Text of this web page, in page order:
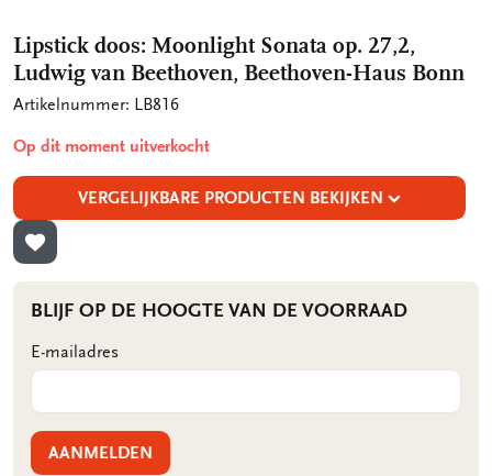
Lipstick doos: Moonlight Sonata op. 27,2,
Ludwig van Beethoven, Beethoven-Haus Bonn
Artikelnummer: LB816
Op dit moment uitverkocht
VERGELIJKBARE PRODUCTEN BEKIJKEN
TOEVOEGEN AAN VERLANGLIJST
BLIJF OP DE HOOGTE VAN DE VOORRAAD
E-mailadres
AANMELDEN